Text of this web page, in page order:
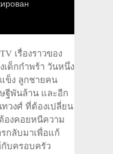
เรื่องราวของ
เด็กกำพร้า วันหนึ่ง
แข็ง ลูกชายคน
ฐีพันล้าน และอีก
วงศ์ ที่ต้องเปลี่ยน
องคอยหนีความ
กลับมาเพื่อแก้
บครอบครัว